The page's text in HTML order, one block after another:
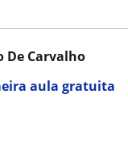
aula gratuita
De Carvalho